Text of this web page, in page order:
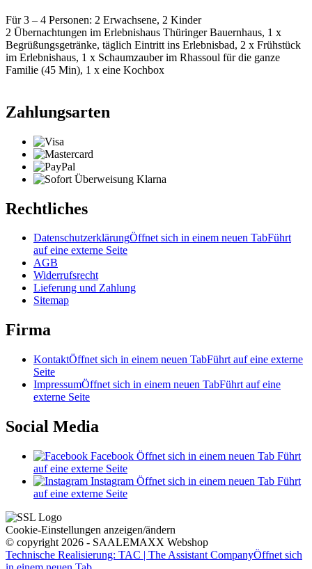
Für 3 – 4 Personen: 2 Erwachsene, 2 Kinder
2 Übernachtungen im Erlebnishaus Thüringer Bauernhaus, 1 x
Begrüßungsgetränke, täglich Eintritt ins Erlebnisbad, 2 x Frühstück
im Erlebnishaus, 1 x Schaumzauber im Rhassoul für die ganze
Familie (45 Min), 1 x eine Kochbox
Zahlungsarten
Rechtliches
DatenschutzerklärungÖffnet sich in einem neuen TabFührt
auf eine externe Seite
AGB
Widerrufsrecht
Lieferung und Zahlung
Sitemap
Firma
KontaktÖffnet sich in einem neuen TabFührt auf eine externe
Seite
ImpressumÖffnet sich in einem neuen TabFührt auf eine
externe Seite
Social Media
Facebook Öffnet sich in einem neuen Tab Führt
auf eine externe Seite
Instagram Öffnet sich in einem neuen Tab Führt
auf eine externe Seite
Cookie-Einstellungen anzeigen/ändern
© copyright 2026 - SAALEMAXX Webshop
Technische Realisierung: TAC | The Assistant CompanyÖffnet sich